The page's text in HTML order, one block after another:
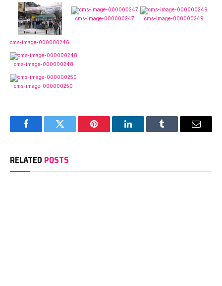
cms-image-000000246
cms-image-000000247 cms-image-000000249
cms-image-000000248
cms-image-000000250
FacebookTwitter Pinterest LinkedInTumblr Email
RELATED POSTS